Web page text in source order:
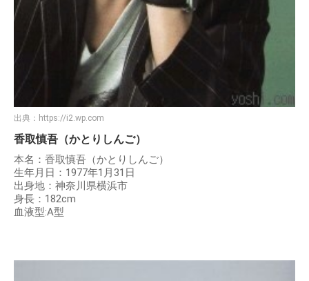
出典： https://i2.wp.com
香取慎吾（かとりしんご）
本名：香取慎吾（かとりしんご）
生年月日：1977年1月31日
出身地：神奈川県横浜市
身長：182cm
血液型:A型